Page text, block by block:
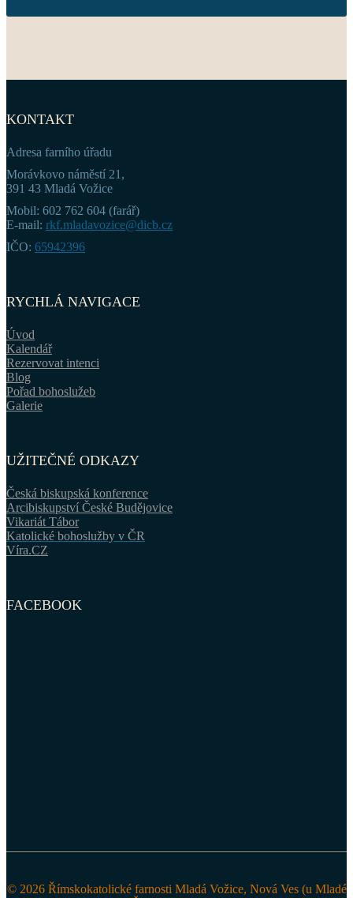
KONTAKT
Adresa farního úřadu
Morávkovo náměstí 21,
391 43 Mladá Vožice
Mobil: 602 762 604 (farář)
E-mail: rkf.mladavozice@dicb.cz
IČO: 65942396
RYCHLÁ NAVIGACE
Úvod
Kalendář
Rezervovat intenci
Blog
Pořad bohoslužeb
Galerie
UŽITEČNÉ ODKAZY
Česká biskupská konference
Arcibiskupství České Budějovice
Vikariát Tábor
Katolické bohoslužby v ČR
Víra.CZ
FACEBOOK
© 2026 Římskokatolické farnosti Mladá Vožice, Nová Ves (u Mladé